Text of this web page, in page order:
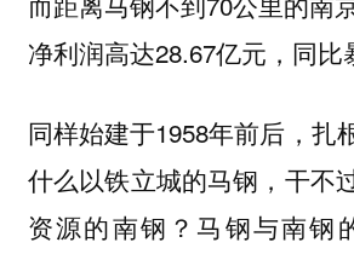
净利润高达28.67亿元，同比
同样始建于1958年前后，扎
什么以铁立城的马钢，干不
资源的南钢？马钢与南钢